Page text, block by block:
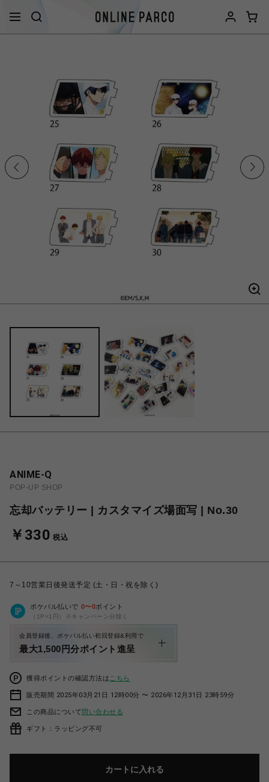
ANIME-Q
POP-UP SHOP
忘却バッテリー | カスタマイズ場面写 | No.30
￥330 税込
7～10営業日後発送予定 (土・日・祝を除く)
ポケパル払いで 0〜0ポイント
（1P=1円）※キャンペーン分除く
会員登録後、ポケパル払い初回登録&利用で
最大1,500円分ポイント進呈
獲得ポイントの確認方法は こちら
販売期間 2025年03月21日 12時00分 〜 2026年12月31日 23時59分
この商品について問い合わせる
ギフト：ラッピング不可
カートに入れる